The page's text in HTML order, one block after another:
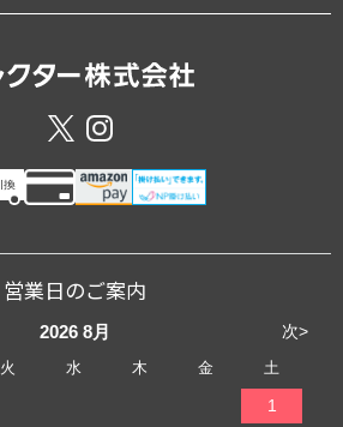
営業日のご案内
次>
2026 8月
火 水 木 金 土
1